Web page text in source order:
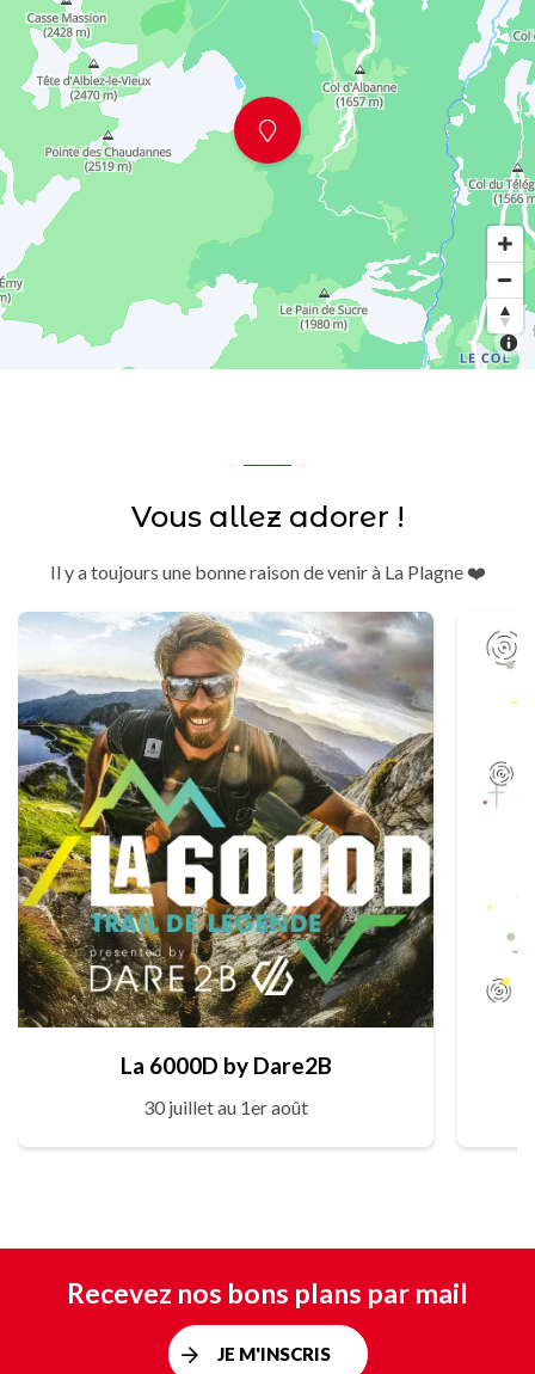
Vous allez adorer !
Il y a toujours une bonne raison de venir à La Plagne ❤️
La 6000D by Dare2B
30 juillet au 1er août
Recevez nos bons plans par mail
JE M'INSCRIS